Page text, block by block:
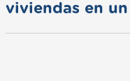
viviendas en